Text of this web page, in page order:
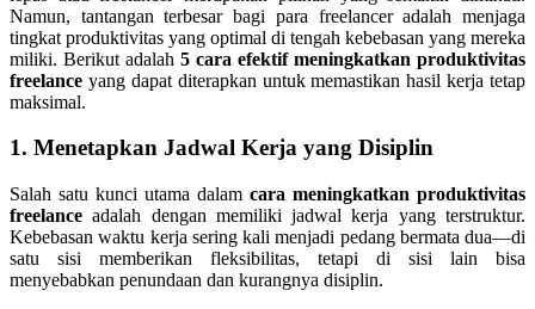
Namun, tantangan terbesar bagi para freelancer adalah menjaga
tingkat produktivitas yang optimal di tengah kebebasan yang mereka
miliki. Berikut adalah 5 cara efektif meningkatkan produktivitas
freelance yang dapat diterapkan untuk memastikan hasil kerja tetap
maksimal.
1. Menetapkan Jadwal Kerja yang Disiplin
Salah satu kunci utama dalam cara meningkatkan produktivitas
freelance adalah dengan memiliki jadwal kerja yang terstruktur.
Kebebasan waktu kerja sering kali menjadi pedang bermata dua—di
satu sisi memberikan fleksibilitas, tetapi di sisi lain bisa
menyebabkan penundaan dan kurangnya disiplin.